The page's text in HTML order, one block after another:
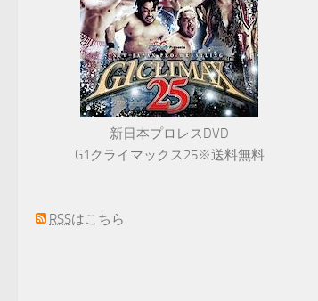
新日本プロレスDVD
G1クライマックス25※送料無料
RSSはこちら